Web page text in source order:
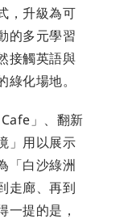
，升級為可
的多元學習
接觸英語與
化場地。
」、翻新
」用以展示
「白沙綠洲
走廊、再到
一提的是，